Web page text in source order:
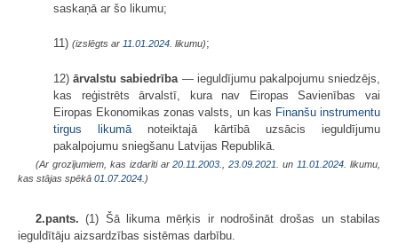
saskaņā ar šo likumu;
11) (izslēgts ar 11.01.2024 . likumu);
12)ārvalstu sabiedrība— ieguldījumu pakalpojumu sniedzējs,
kas reģistrēts ārvalstī, kura nav Eiropas Savienības vai
Eiropas Ekonomikas zonas valsts, un kas Finanšu instrumentu
tirgus likumānoteiktajā kārtībā uzsācis ieguldījumu
pakalpojumu sniegšanu Latvijas Republikā.
(Ar grozījumiem, kas izdarīti ar20.11.2003. ,23.09.2021. un 11.01.2024 . likumu,
kas stājas spēkā 01.07.2024. )
2.pants. (1) Šā likuma mērķis ir nodrošināt drošas un stabilas
ieguldītāju aizsardzības sistēmas darbību.